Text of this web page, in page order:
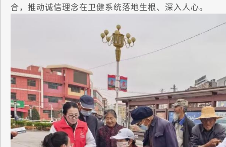
合，推动诚信理念在卫健系统落地生根、深入人心。